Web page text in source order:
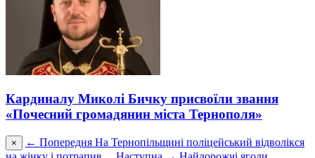
Кардиналу Миколі Бичку присвоїли звання
«Почесний громадянин міста Тернополя»
× ← Попередня На Тернопільщині поліцейський відволікся